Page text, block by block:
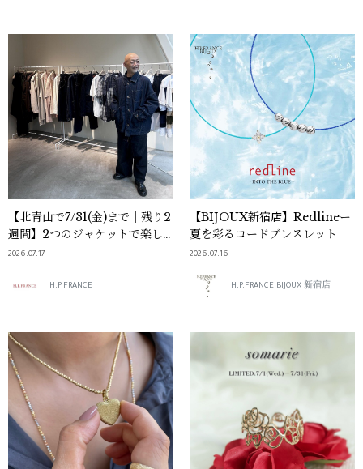
【北青山で7/31(金)まで｜残り2
週間】2つのジャケットで楽し
む「FULLCOUNT ×
2026.07.17
H.P.FRANCE
【BIJOUX新宿店】Redlineー
夏を彩るコードブレスレット
2026.07.16
H.P.FRANCE BIJOUX 新宿店